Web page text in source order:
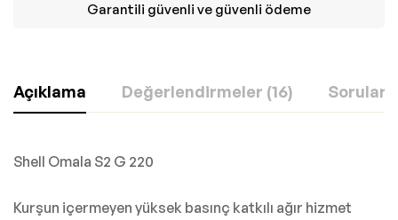
Garantili güvenli ve güvenli ödeme
Açıklama Değerlendirmeler (16) Sorular
Shell Omala S2 G 220
Kurşun içermeyen yüksek basınç katkılı ağır hizmet